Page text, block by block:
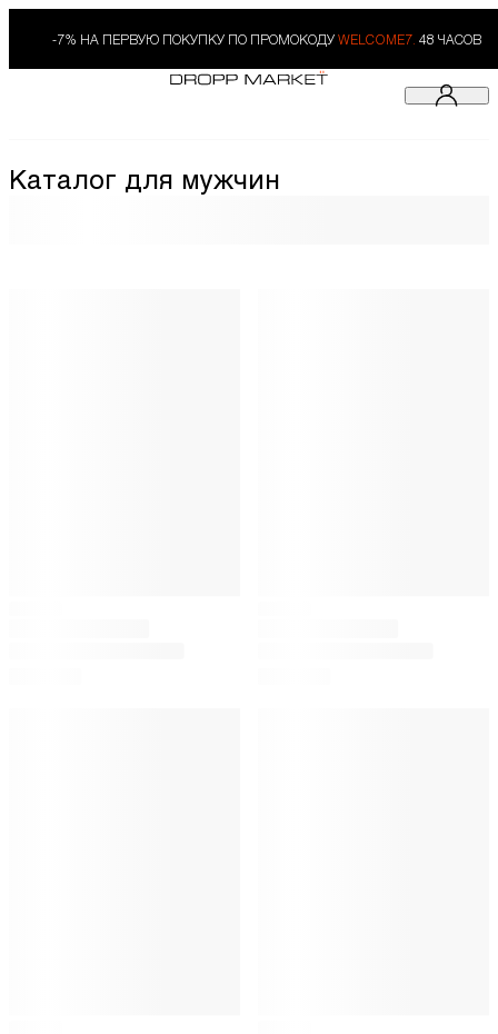
-7% НА ПЕРВУЮ ПОКУПКУ ПО ПРОМОКОДУ WELCOME7. 48 ЧАСОВ
Каталог для мужчин